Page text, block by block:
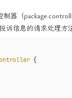
器（
诉信息的请求处理方法
{